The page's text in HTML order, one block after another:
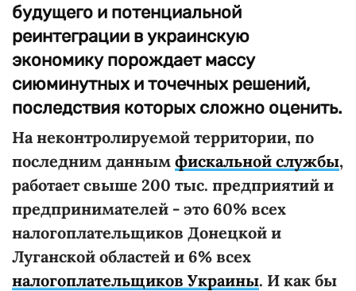
будущего и потенциальной
реинтеграции в украинскую
экономику порождает массу
сиюминутных и точечных решений,
последствия которых сложно оценить.
На неконтролируемой территории, по
последним данным фискальной службы,
работает свыше 200 тыс. предприятий и
предпринимателей - это 60% всех
налогоплательщиков Донецкой и
Луганской областей и 6% всех
налогоплательщиков Украины. И как бы